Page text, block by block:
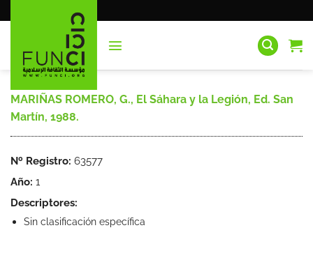
al
MARIÑAS ROMERO, G., El Sáhara y la Legión, Ed. San
Martín, 1988.
Nº Registro: 63577
Año: 1
Descriptores:
Sin clasificación específica